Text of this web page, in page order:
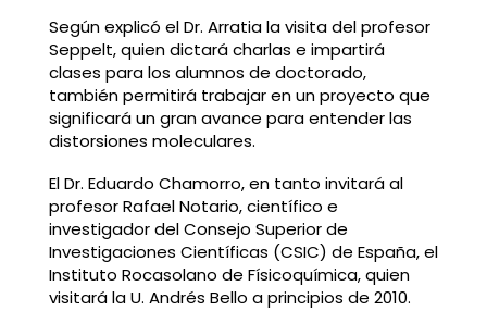
Según explicó el Dr. Arratia la visita del profesor
Seppelt, quien dictará charlas e impartirá
clases para los alumnos de doctorado,
también permitirá trabajar en un proyecto que
significará un gran avance para entender las
distorsiones moleculares.
El Dr. Eduardo Chamorro, en tanto invitará al
profesor Rafael Notario, científico e
investigador del Consejo Superior de
Investigaciones Científicas (CSIC) de España, el
Instituto Rocasolano de Físicoquímica, quien
visitará la U. Andrés Bello a principios de 2010.